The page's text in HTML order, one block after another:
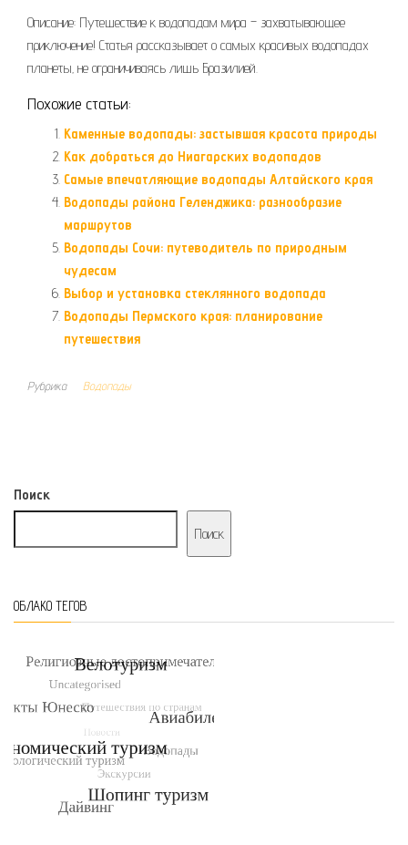
Описание: Путешествие к водопадам мира – захватывающее
приключение! Статья рассказывает о самых красивых водопадах
планеты‚ не ограничиваясь лишь Бразилией.
Похожие статьи:
Каменные водопады: застывшая красота природы
Как добраться до Ниагарских водопадов
Самые впечатляющие водопады Алтайского края
Водопады района Геленджика: разнообразие
маршрутов
Водопады Сочи: путеводитель по природным
чудесам
Выбор и установка стеклянного водопада
Водопады Пермского края: планирование
путешествия
Рубрика Водопады
Поиск
Поиск
ОБЛАКО ТЕГОВ